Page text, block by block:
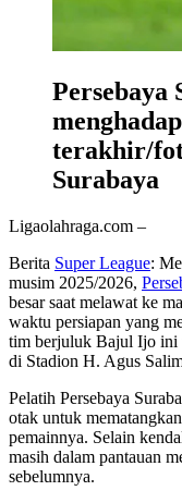
Persebaya
terakhir/
Surabaya
Ligaolahraga.com –
Berita Super League:
musim 2025/2026,
besar saat melawat ke
waktu persiapan yang
tim berjuluk Bajul Ijo ini
di Stadion H. Agus
Pelatih Persebaya
otak untuk
pemainnya. Selain
masih dalam pantauan
sebelumnya.